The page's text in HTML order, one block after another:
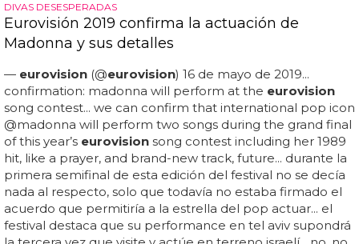
DIVAS DESESPERADAS
Eurovisión 2019 confirma la actuación de
Madonna y sus detalles
— eurovision (@eurovision) 16 de mayo de 2019...
confirmation: madonna will perform at the eurovision
song contest... we can confirm that international pop icon
@madonna will perform two songs during the grand final
of this year’s eurovision song contest including her 1989
hit, like a prayer, and brand-new track, future... durante la
primera semifinal de esta edición del festival no se decía
nada al respecto, solo que todavía no estaba firmado el
acuerdo que permitiría a la estrella del pop actuar... el
festival destaca que su performance en tel aviv supondrá